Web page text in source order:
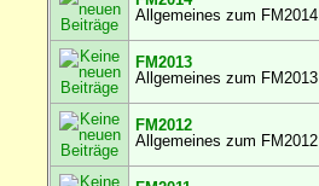
Allgemeines zum FM2014
FM2013
Allgemeines zum FM2013
FM2012
Allgemeines zum FM2012